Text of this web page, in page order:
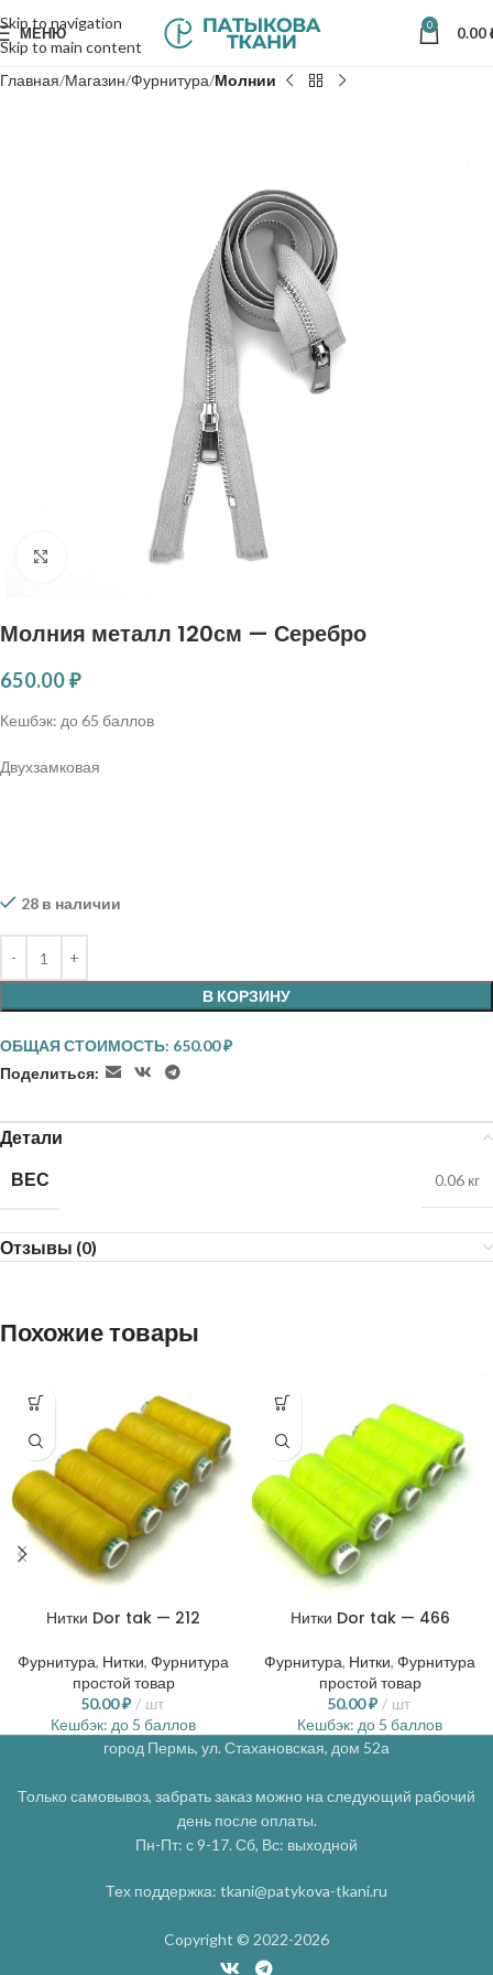
Skip to navigation
Skip to main content
МЕНЮ 0 0.00
Главная Магазин Фурнитура Молнии
Нажмите, чтобы увеличить
Молния металл 120см — Серебро
650.00₽
Кешбэк: до 65 баллов
Двухзамковая
28 в наличии
В КОРЗИНУ
ОБЩАЯ СТОИМОСТЬ: 650.00₽
Поделиться:
Детали
ВЕС
0.06 кг
Отзывы (0)
Похожие товары
Нитки Dor tak — 212
Фурнитура, Нитки, Фурнитура
простой товар
50.00₽
шт
Кешбэк: до 5 баллов
Нитки Dor tak — 466
Фурнитура, Нитки, Фурнитура
простой товар
50.00₽
шт
Кешбэк: до 5 баллов
город Пермь, ул. Стахановская, дом 52а
Только самовывоз, забрать заказ можно на следующий рабочий
день после оплаты.
Пн-Пт: с 9-17. Сб, Вс: выходной
Тех поддержка: tkani@patykova-tkani.ru
Copyright © 2022-2026